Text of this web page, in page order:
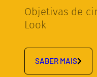
Objetivas de
Look
SABER MAIS